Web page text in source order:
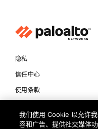
隐私
信任中心
使用条款
我们使用 Cookie 以允许
容和广告、提供社交媒体